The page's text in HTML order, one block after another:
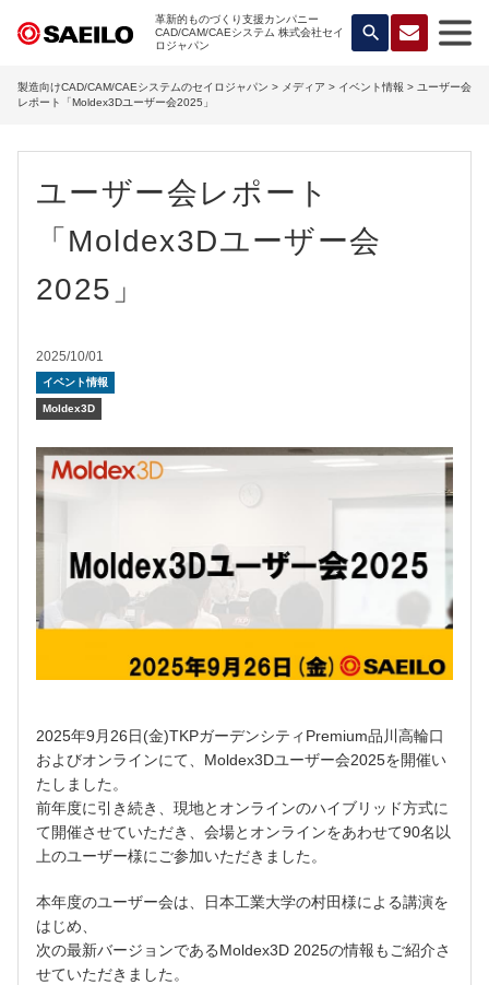
革新的ものづくり支援カンパニー
CAD/CAM/CAEシステム 株式会社セイ
ロジャパン
search
製造向けCAD/CAM/CAEシステムのセイロジャパン > メディア > イベント情報 > ユーザー会
レポート「Moldex3Dユーザー会2025」
ユーザー会レポート
「Moldex3Dユーザー会
2025」
2025/10/01
イベント情報
Moldex3D
2025年9月26日(金)TKPガーデンシティPremium品川高輪口
およびオンラインにて、Moldex3Dユーザー会2025を開催い
たしました。
前年度に引き続き、現地とオンラインのハイブリッド方式に
て開催させていただき、会場とオンラインをあわせて90名以
上のユーザー様にご参加いただきました。
本年度のユーザー会は、日本工業大学の村田様による講演を
はじめ、
次の最新バージョンであるMoldex3D 2025の情報もご紹介さ
せていただきました。